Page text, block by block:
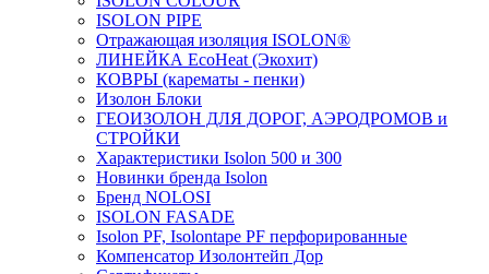
ISOLON PIPE
Отражающая изоляция ISOLON®
ЛИНЕЙКА EcoHeat (Экохит)
КОВРЫ (карематы - пенки)
Изолон Блоки
ГЕОИЗОЛОН ДЛЯ ДОРОГ, АЭРОДРОМОВ и
СТРОЙКИ
Характеристики Isolon 500 и 300
Новинки бренда Isolon
Бренд NOLOSI
ISOLON FASADE
Isolon PF, Isolontape PF перфорированные
Компенсатор Изолонтейп Дор